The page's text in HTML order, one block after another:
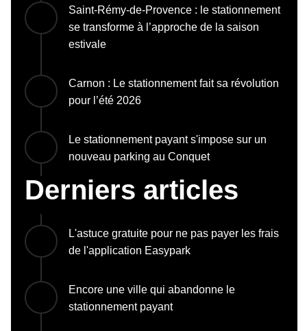
Saint-Rémy-de-Provence : le stationnement
se transforme à l’approche de la saison
estivale
Carnon : Le stationnement fait sa révolution
pour l’été 2026
Le stationnement payant s'impose sur un
nouveau parking au Conquet
Derniers articles
L'astuce gratuite pour ne pas payer les frais
de l'application Easypark
Encore une ville qui abandonne le
stationnement payant